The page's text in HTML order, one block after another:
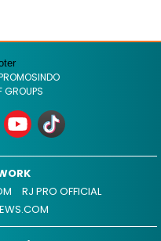
GROUPS
RJ PRO OFFICIAL